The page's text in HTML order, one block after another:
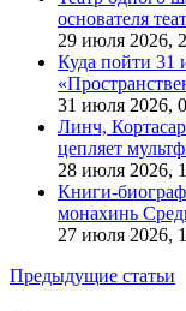
основателя
29 июля 2026,
Куда пойти 31
31 июля 2026,
Линч,
цепляет
28 июля 2026,
Книги-
монахинь
27 июля 2026,
Предыдущие статьи